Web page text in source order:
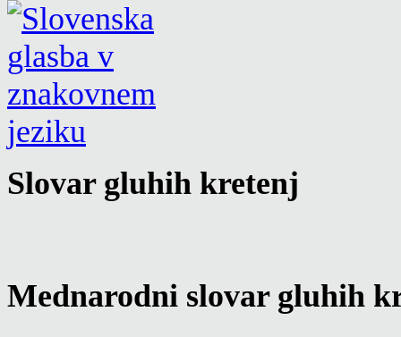
Slovar gluhih kretenj
Mednarodni slovar gluhih